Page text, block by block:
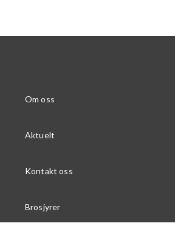
Om oss
Aktuelt
Kontakt oss
Brosjyrer